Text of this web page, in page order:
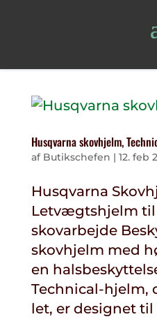
Husqvarna skovhjelm,
af Butikschefen | 12. feb
Husqvarna
Letvægtshjelm
skovarbejde
skovhjelm med
en
Technical-hjelm,
let, er designet